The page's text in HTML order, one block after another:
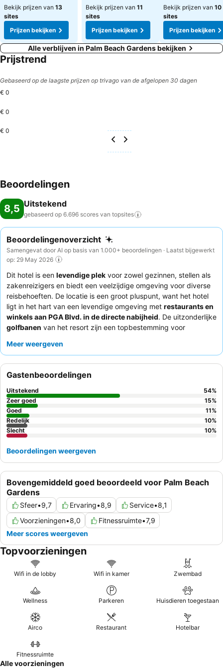
Bekijk prijzen van 13
sites
Prijzen bekijken
Bekijk prijzen van 11
sites
Prijzen bekijken
Bekijk prijzen van 10
sites
Prijzen bekijken
Alle verblijven in Palm Beach Gardens bekijken
Prijstrend
Gebaseerd op de laagste prijzen op trivago van de afgelopen 30 dagen
€ 0
€ 0
€ 0
Beoordelingen
8,5 Uitstekend
gebaseerd op 6.696 scores van topsites
Beoordelingenoverzicht
Samengevat door AI op basis van 1.000+ beoordelingen · Laatst bijgewerkt
op: 29 May 2026
Dit hotel is een levendige plek voor zowel gezinnen, stellen als
zakenreizigers en biedt een veelzijdige omgeving voor diverse
reisbehoeften. De locatie is een groot pluspunt, want het hotel
ligt in het hart van een levendige omgeving met restaurants en
winkels aan PGA Blvd. in de directe nabijheid. De uitzonderlijke
golfbanen van het resort zijn een topbestemming voor
rustgevende spa. Gasten prijzen consequent het
Diner. Voor een rustiger verblijf kunnen gasten kamers met
uitzicht op de tuin overwegen.
Meer weergeven
Bovengemiddeld goed beoordeeld voor Palm Beach
Gardens
Sfeer•9,7 Ervaring•8,9 Service•8,1
Voorzieningen•8,0 Fitnessruimte•7,9
Meer scores weergeven
Gastenbeoordelingen
Uitstekend 54%
Zeer goed
15%
Goed
11%
Redelijk
10%
Slecht
10%
Beoordelingen weergeven
Topvoorzieningen
Wifi in de lobby Wifi in kamer Zwembad
Wellness Parkeren Huisdieren toegestaan
Airco Restaurant Hotelbar
Fitnessruimte
Alle voorzieningen